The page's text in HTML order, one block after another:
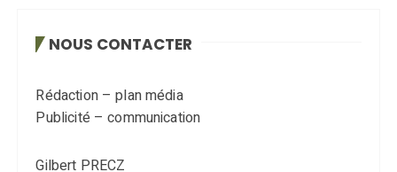
NOUS CONTACTER
Rédaction – plan média
Publicité – communication
Gilbert PRECZ